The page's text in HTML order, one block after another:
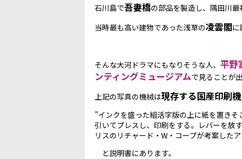
石川島で吾妻橋の部品を製造し、隅田川最
当時最も高い建物であった浅草の凌雲閣
そんな大河ドラマにもなりそうな人、 平野
ンティングミュージアムで見ることが
上記の写真の機械は現存する国産印刷機
”インクを盛った組活字版の上に紙を置き
引いてプレスし、印刷をする。レバーを放
リスのリチャード・W・コープが考案した
と説明書にあります。